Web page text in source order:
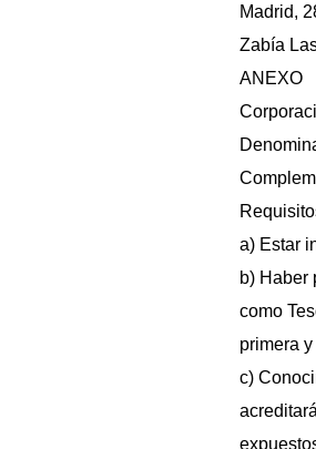
Madrid,
Zabía
ANEXO
a) Estar
b) Haber
como
primera
c)